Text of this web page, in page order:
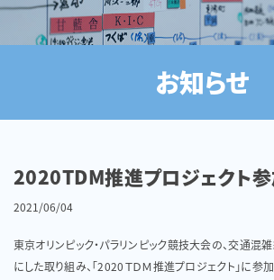
お知らせ
2020TDM推進プロジェクト
2021/06/04
東京オリンピック・パラリンピック競技大会の、交通混
にした取り組み、「2020ＴＤＭ推進プロジェクト」に参加